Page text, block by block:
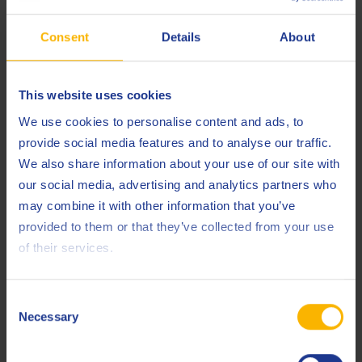
Consent Details About
This website uses cookies
We use cookies to personalise content and ads, to
provide social media features and to analyse our traffic.
We also share information about your use of our site with
our social media, advertising and analytics partners who
may combine it with other information that you’ve
provided to them or that they’ve collected from your use
of their services.
Selection
Necessary
АВТОМОБИЛЬНЫЙ
Важность спецификации MB 229.52
ЧИТАТЬ СТАТЬЮ